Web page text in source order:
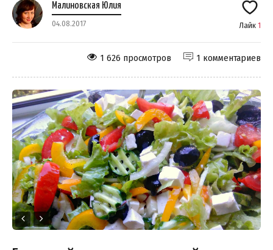
Малиновская Юлия
04.08.2017 Лайк 1
1 комментариев
1 626 просмотров